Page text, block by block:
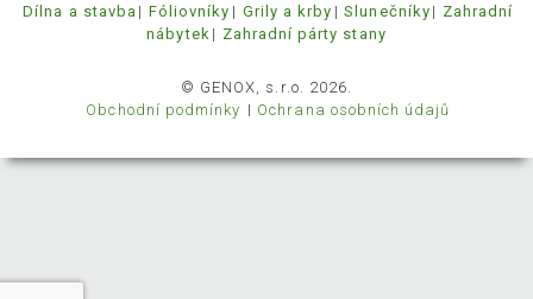
Dílna a stavba
Fóliovníky Grily a krby Slunečníky
Zahradní
nábytek
Zahradní párty stany
© GENOX, s.r.o. 2026.
Obchodní podmínky
Ochrana osobních údajů